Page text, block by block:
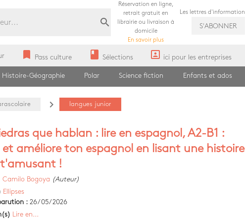
search
Réservation en ligne,
retrait gratuit en
librairie ou livraison à
domicile
En savoir plus
Les lettres
S'ABONNER
bookmark Pass culture book Sélections portrait ici pour les entreprises
Histoire-Géographie Polar Science fiction Enfants et ados
navigate_next langues junior
que hablan : lire en espagnol, A2-B1 :
et améliore ton espagnol en lisant une histoire
!
Camilo Bogoya (Auteur)
Ellipses
: 26/05/2026
Lire en...